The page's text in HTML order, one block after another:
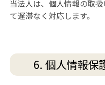
当法人は、個人情報の取
て遅滞なく対応します。
6. 個人情報保